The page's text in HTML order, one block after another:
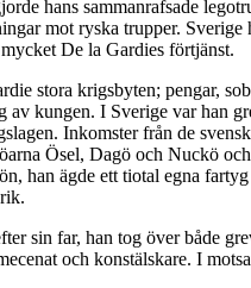
hans sammanrafsade
mot ryska trupper.
De la Gardies förtjänst.
stora krigsbyten; pengar,
kungen. I Sverige var
Inkomster från de
Ösel, Dagö och Nuckö
han ägde ett tiotal egna
sin far, han tog över både
och konstälskare. I